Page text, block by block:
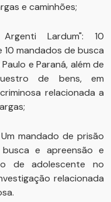
e caminhões;
Lardum": 10
mandados de busca
e Paraná, além de
de bens, em
relacionada a
mandado de prisão
e apreensão e
de adolescente no
relacionada